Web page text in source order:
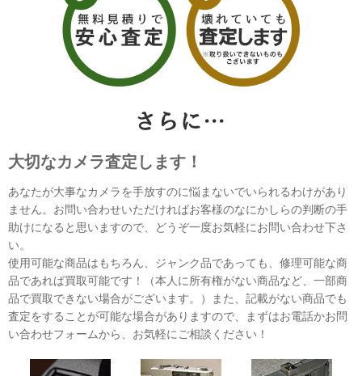
大切なカメラ査定します！
あなたが大事なカメラを手放すのに悩まないでいられるわけがあり
ません。お問い合わせいただければお客様のなにかしらの判断の手
助けになると思いますので、どうぞ一度お気軽にお問い合わせ下さ
い。
使用可能な商品はもちろん、ジャンク品であっても、修理可能な商
品であれば買取可能です！（本人に所有権がない商品など、一部商
品で買取できない場合がございます。）また、記載がない商品でも
査定をすることが可能な場合がありますので、まずはお電話かお問
い合わせフォームから、お気軽にご相談ください！